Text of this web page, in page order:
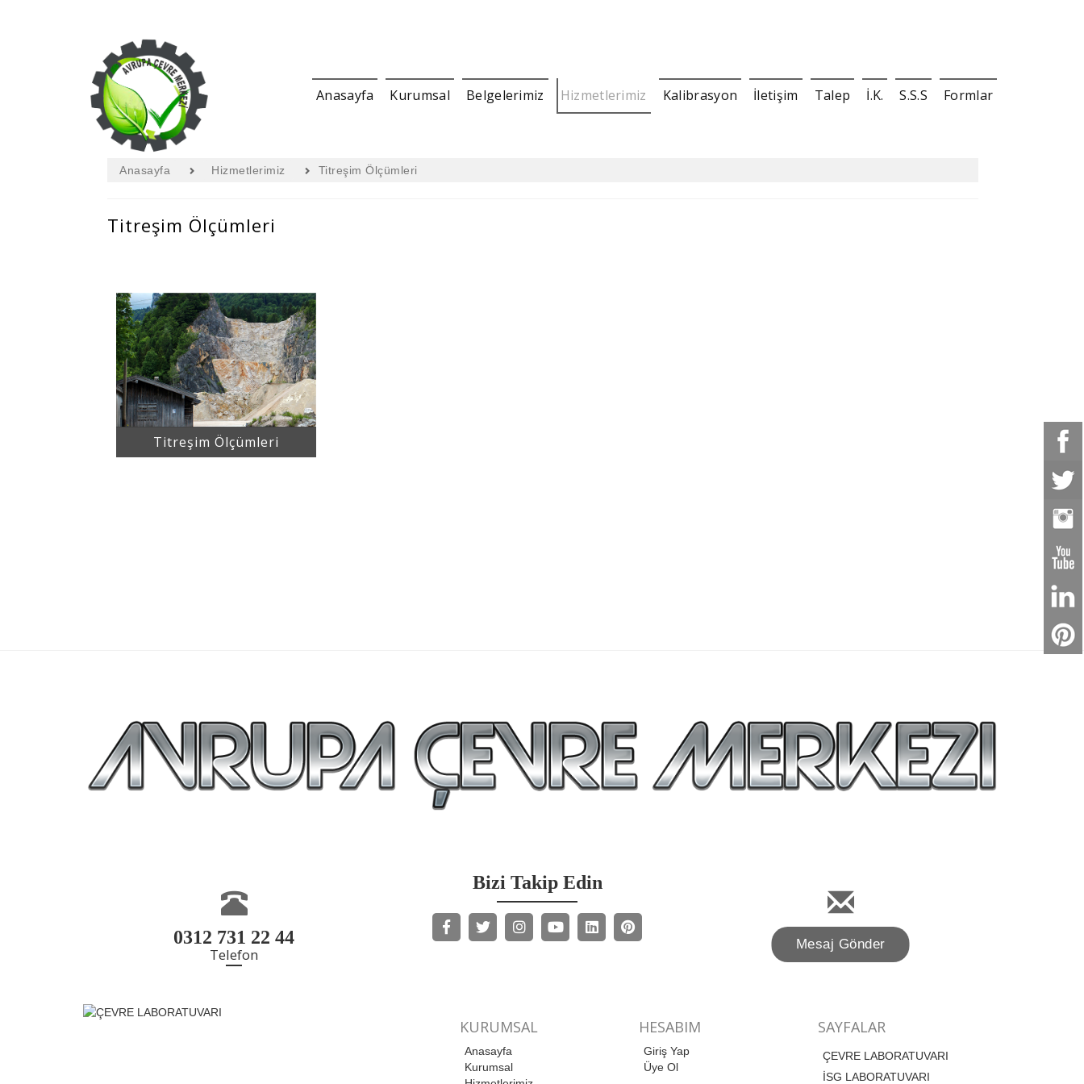
Anasayfa Kurumsal Belgelerimiz Hizmetlerimiz Kalibrasyon İletişim Talep İ.K. S.S.S Formlar
Anasayfa Hizmetlerimiz Titreşim Ölçümleri
Titreşim Ölçümleri
Titreşim Ölçümleri
0312 731 22 44
Telefon
Bizi Takip Edin
Mesaj Gönder
KURUMSAL
Anasayfa
Kurumsal
HESABIM
Giriş Yap
Üye Ol
SAYFALAR
ÇEVRE LABORATUVARI
İSG LABORATUVARI